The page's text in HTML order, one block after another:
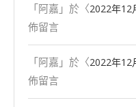
「阿嘉 」於〈2022年12
佈留言
「阿嘉 」於〈2022年12
佈留言